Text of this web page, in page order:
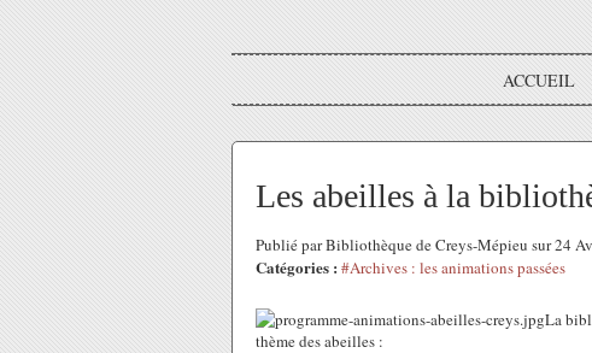
ACCUEIL
Les abeilles à la
Publié par Bibliothèque de Creys-Mépieu sur 24
Catégories : #Archives : les animations passées
La
thème des abeilles :